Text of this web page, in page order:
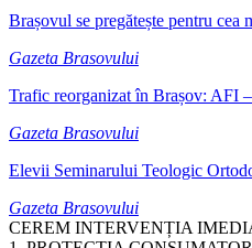
Brașovul se pregătește pentru
Gazeta Brasovului
Trafic reorganizat în Brașov: AFI
Gazeta Brasovului
Elevii Seminarului Teologic
Gazeta Brasovului
CEREM INTERVENȚIA